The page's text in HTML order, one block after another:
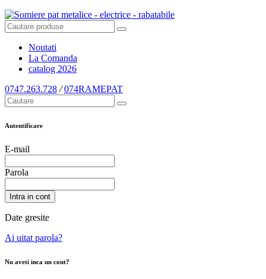
Noutati
La Comanda
catalog 2026
0747.263.728 / 074RAMEPAT
Autentificare
E-mail
Parola
Intra in cont
Date gresite
Ai uitat parola?
Nu aveti inca un cont?